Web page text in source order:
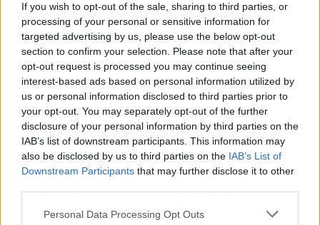
If you wish to opt-out of the sale, sharing to third parties, or
processing of your personal or sensitive information for
targeted advertising by us, please use the below opt-out
section to confirm your selection. Please note that after your
opt-out request is processed you may continue seeing
interest-based ads based on personal information utilized by
us or personal information disclosed to third parties prior to
your opt-out. You may separately opt-out of the further
disclosure of your personal information by third parties on the
IAB’s list of downstream participants. This information may
also be disclosed by us to third parties on the IAB’s List of
Downstream Participants that may further disclose it to other
Personal Data Processing Opt Outs
oportunidades que nos ofrece en el ámbito de la
ciberseguridad” afirma Fernando Mairata de
Anduiza, presidente y consejero delegado del
Grupo Armora y presidente de PETEC,
Asociación Profesional de Peritos de Nuevas
Tecnologías. “Es posible que la tecnología
cuántica cambie el mundo tal y como lo
conocemos y tenemos el deber de estar a la
vanguardia de ese cambio como país. Y es que,
aunque aún queda una larga carrera en el
desarrollo de esta tecnología, quienes
trabajamos en el sector de la ciberseguridad